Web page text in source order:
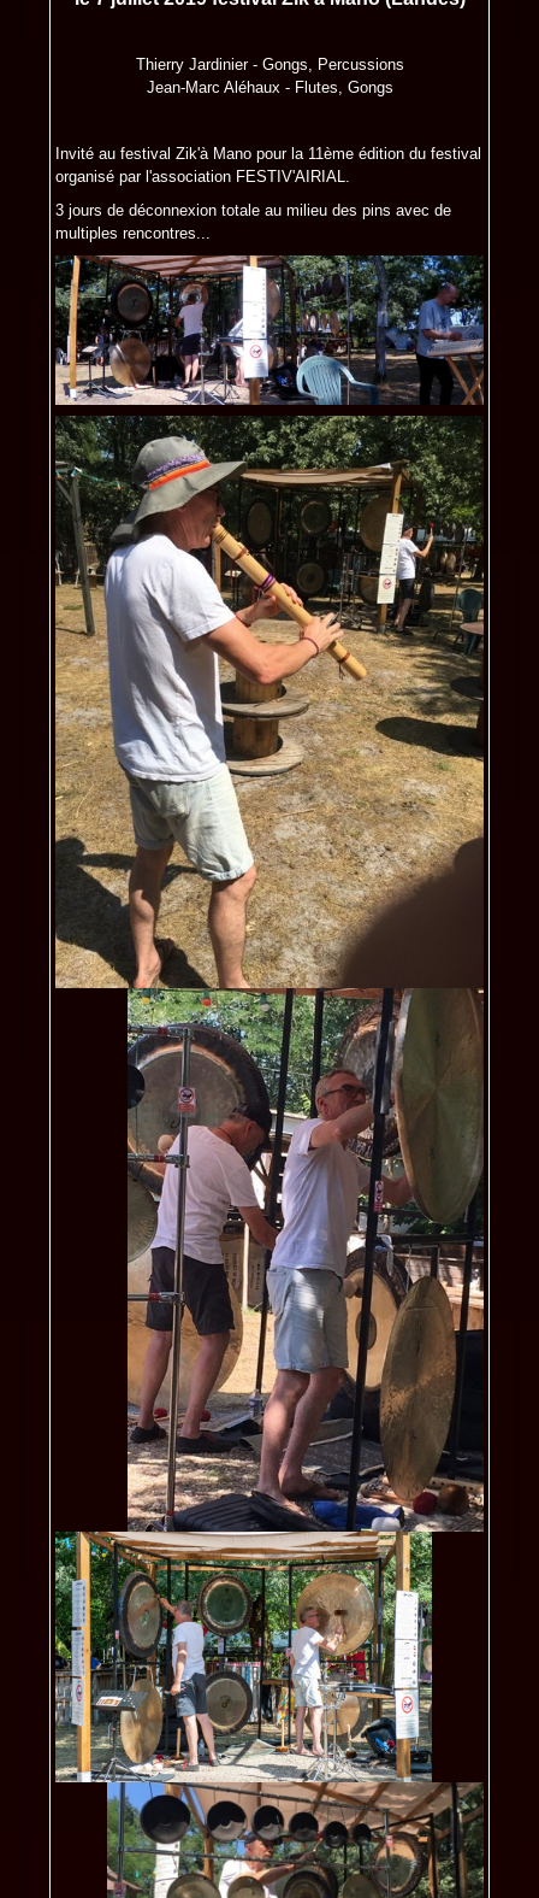
Thierry Jardinier - Gongs, Percussions
Jean-Marc Aléhaux - Flutes, Gongs
Invité au festival Zik'à Mano pour la 11ème édition du festival
organisé par l'association FESTIV'AIRIAL.
3 jours de déconnexion totale au milieu des pins avec de
multiples rencontres...